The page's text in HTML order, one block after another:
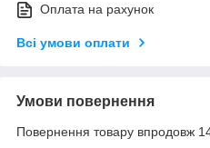
Оплата на рахунок
Всі умови оплати
Умови повернення
Повернення товару впродовж